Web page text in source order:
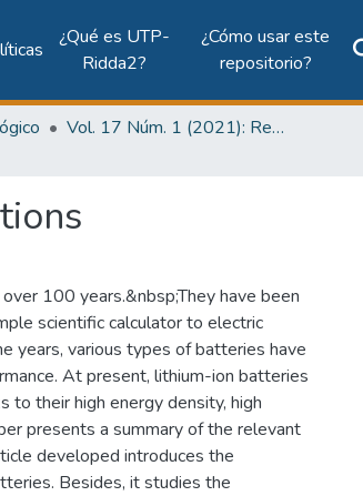
¿Qué es UTP-
Ridda2?
¿Cómo usar este
repositorio?
Vol. 17 Núm. 1 (2021): Revista de I+D Tecnológico
100 years.&nbsp;They have been
scientific calculator to electric
years, various types of batteries have
At present, lithium-ion batteries
to their high energy density, high
presents a summary of the relevant
developed introduces the
Besides, it studies the